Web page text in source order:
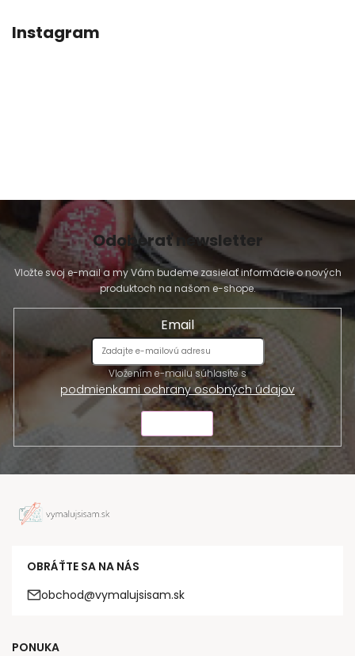
Instagram
Odoberať newsletter
Vložte svoj e-mail a my Vám budeme zasielať informácie o nových
produktoch na našom e-shope.
Email
Vložením e-mailu súhlasíte s
podmienkami ochrany osobných údajov
OBRÁŤTE SA NA NÁS
obchod@vymalujsisam.sk
PONUKA